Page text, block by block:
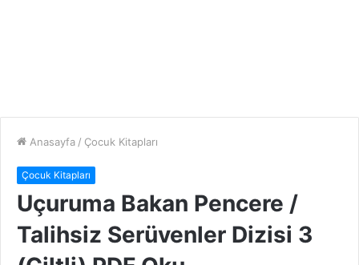
Anasayfa / Çocuk Kitapları
Çocuk Kitapları
Uçuruma Bakan Pencere /
Talihsiz Serüvenler Dizisi 3